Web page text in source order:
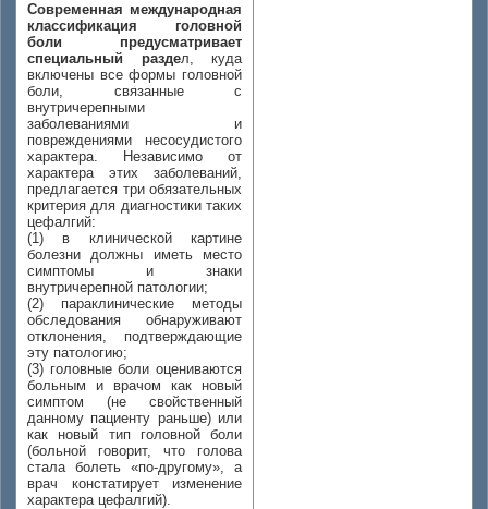
Современная международная
классификация головной
боли предусматривает
специальный раздел, куда
включены все формы головной
боли, связанные с
внутричерепными
заболеваниями и
повреждениями несосудистого
характера. Независимо от
характера этих заболеваний,
предлагается три обязательных
критерия для диагностики таких
цефалгий:
(1) в клинической картине
болезни должны иметь место
симптомы и знаки
внутричерепной патологии;
(2) параклинические методы
обследования обнаруживают
отклонения, подтверждающие
эту патологию;
(3) головные боли оцениваются
больным и врачом как новый
симптом (не свойственный
данному пациенту раньше) или
как новый тип головной боли
(больной говорит, что голова
стала болеть «по-другому», а
врач констатирует изменение
характера цефалгий).